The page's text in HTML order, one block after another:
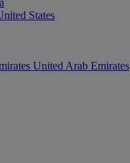
States
United Arab Emirates